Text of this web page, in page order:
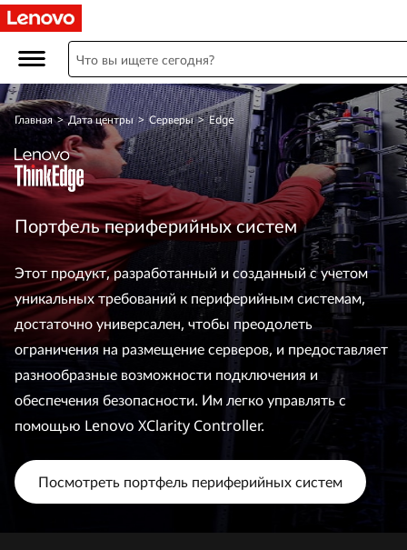
П
р
и
ф
и
й
н
ы
Главная > Дата центры > Серверы > Edge
Портфель периферийных систем
Этот продукт, разработанный и созданный с учетом
уникальных требований к периферийным системам,
достаточно универсален, чтобы преодолеть
ограничения на размещение серверов, и предоставляет
разнообразные возможности подключения и
обеспечения безопасности. Им легко управлять с
помощью Lenovo XClarity Controller.
Посмотреть портфель периферийных систем